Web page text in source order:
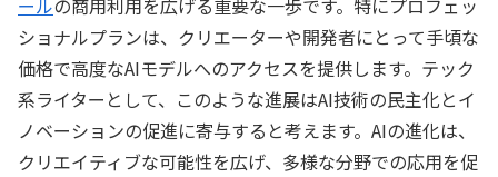
ールの商用利用を広げる重要な一歩です。特にプロフェッ
ショナルプランは、クリエーターや開発者にとって手頃な
価格で高度なAIモデルへのアクセスを提供します。テック
系ライターとして、このような進展はAI技術の民主化とイ
ノベーションの促進に寄与すると考えます。AIの進化は、
クリエイティブな可能性を広げ、多様な分野での応用を促